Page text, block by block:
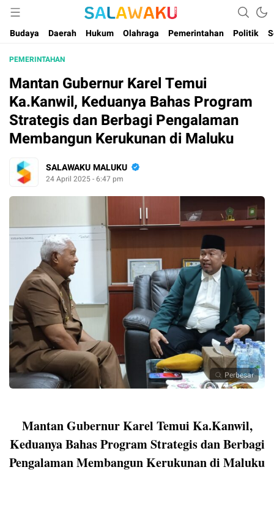
Salawaku Maluku
Salam dan Warta Anak Maluku
Budaya
Daerah Hukum Olahraga Pemerintahan Politik
PEMERINTAHAN
Mantan Gubernur Karel Temui
Ka.Kanwil, Keduanya Bahas Program
Strategis dan Berbagi Pengalaman
Membangun Kerukunan di Maluku
SALAWAKU MALUKU
24 April 2025 - 6:47 pm
Perbesar
Mantan Gubernur Karel Temui Ka.Kanwil,
Keduanya Bahas Program Strategis dan Berbagi
Pengalaman Membangun Kerukunan di Maluku